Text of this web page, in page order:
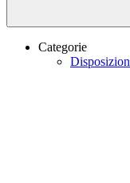
Categorie